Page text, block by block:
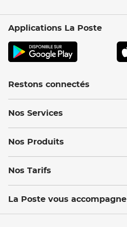
Applications La Poste
Restons connectés
Nos Services
Nos Produits
Nos Tarifs
La Poste vous accompagne